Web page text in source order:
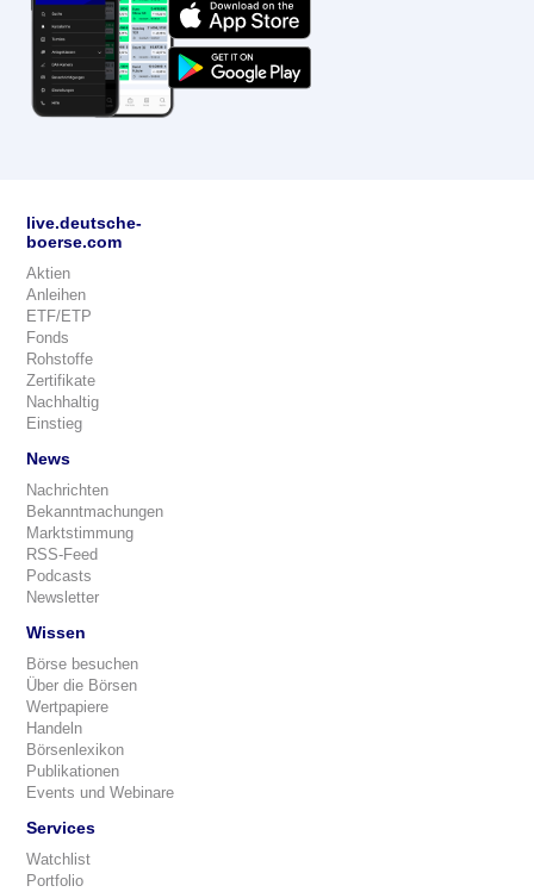
live.deutsche-
boerse.com
Aktien
Anleihen
ETF/ETP
Fonds
Rohstoffe
Zertifikate
Nachhaltig
Einstieg
News
Nachrichten
Bekanntmachungen
Marktstimmung
RSS-Feed
Podcasts
Newsletter
Wissen
Börse besuchen
Über die Börsen
Wertpapiere
Handeln
Börsenlexikon
Publikationen
Events und Webinare
Services
Watchlist
Portfolio